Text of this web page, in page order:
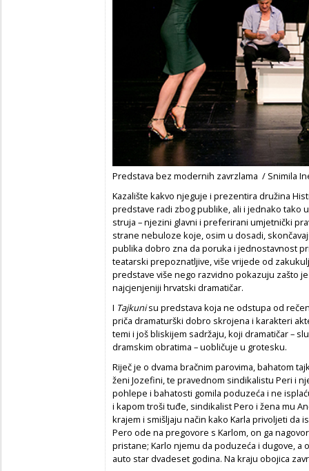
Predstava bez modernih zavrzlama / Snimila
Kazalište kakvo njeguje i prezentira družina
predstave radi zbog publike, ali i jednako tako
struja – njezini glavni i preferirani umjetnički
strane nebuloze koje, osim u dosadi,
publika dobro zna da poruka i jednostavnost
teatarski prepoznatljive, više vrijede od
predstave više nego razvidno pokazuju zašto
najcjenjeniji hrvatski dramatičar.
I Tajkunisu predstava koja ne odstupa od
priča dramaturški dobro skrojena i karakteri
temi i još bliskijem sadržaju, koji dramatičar –
dramskim obratima – uobličuje u grotesku.
Riječ je o dvama bračnim parovima, bahatom
ženi Jozefini, te pravednom sindikalistu Peri i
pohlepe i bahatosti gomila poduzeća i ne
i kapom troši tuđe, sindikalist Pero i žena mu
krajem i smišljaju način kako Karla privoljeti da
Pero ode na pregovore s Karlom, on ga
pristane; Karlo njemu da poduzeća i dugove, a
auto star dvadeset godina. Na kraju obojica